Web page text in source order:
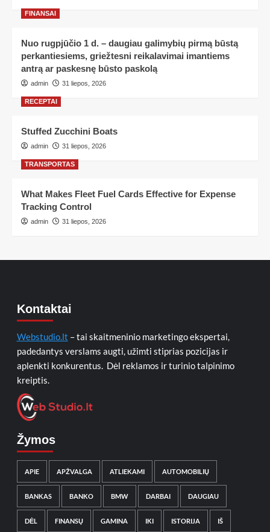
FINANSAI
Nuo rugpjūčio 1 d. – daugiau galimybių pirmą būstą
perkantiesiems, griežtesni reikalavimai imantiems
antrą ar paskesnę būsto paskolą
admin 31 liepos, 2026
RECEPTAI
Stuffed Zucchini Boats
admin 31 liepos, 2026
TRANSPORTAS
What Makes Fleet Fuel Cards Effective for Expense
Tracking Control
admin 31 liepos, 2026
Kontaktai
Webstudio.lt – tai skaitmeninio marketingo ekspertai,
padedantys verslams augti, užimti stiprias pozicijas ir
aplenkti konkurentus. Dėl reklamos ir turinio talpinimo
kreiptis.
Žymos
APIE APŽVALGA ATLIEKAMI AUTOMOBILIŲ
BANKAS BANKO BMW DARBAI DAUGIAU
DĖL FINANSŲ GAMINA IKI ISTORIJA IŠ